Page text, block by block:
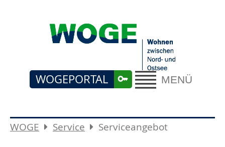
MENÜ
WOGEPORTAL
WOGE Service Serviceangebot